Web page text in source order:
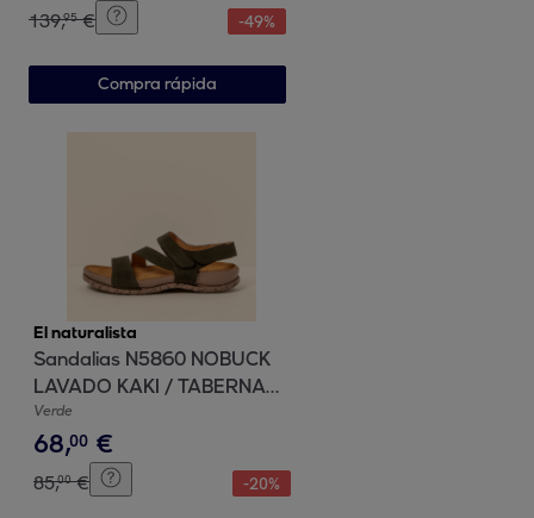
139,95 € -49%
Compra rápida
El naturalista
Sandalias N5860 NOBUCK
LAVADO KAKI / TABERNAS
color Kaki
Verde
68,00 €
85,00 € -20%